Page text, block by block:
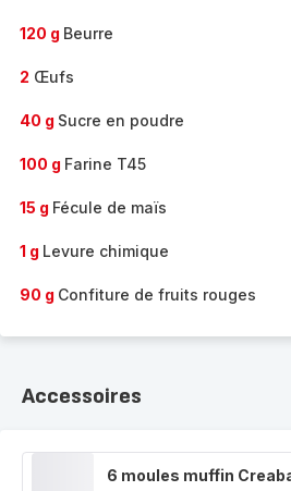
120 g Beurre
2 Œufs
40 g Sucre en poudre
100 g Farine T45
15 g Fécule de maïs
1 g Levure chimique
90 g Confiture de fruits rouges
Accessoires
6 moules muffin